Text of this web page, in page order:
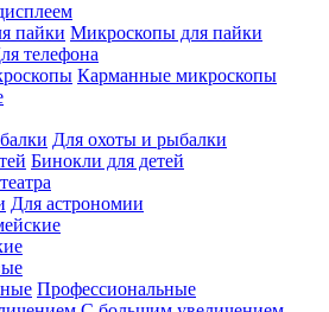
Микроскопы для пайки
телефона
Карманные микроскопы
Для охоты и рыбалки
Бинокли для детей
Для астрономии
Профессиональные